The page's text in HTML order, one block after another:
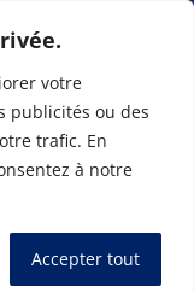
votre
publicités ou des
trafic. En
à notre
Accepter tout